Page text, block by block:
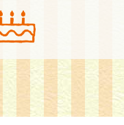
のケーキ屋「菓子工房カプ